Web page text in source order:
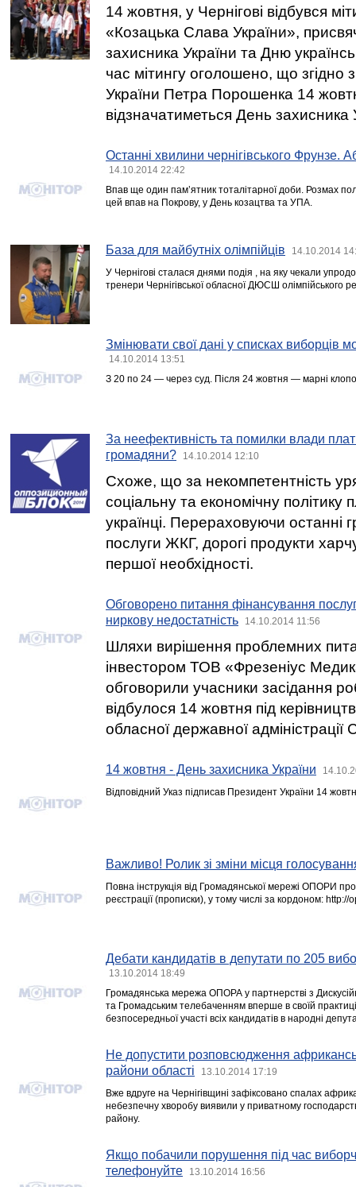
14 жовтня, у Чернігові відбувся
«Козацька Слава України»,
захисника України та Дню
час мітингу оголошено, що згідно
України Петра Порошенка 14
відзначатиметься День захисника
Останні хвилини чернігівського Фрунзе.
14.10.2014 22:42
Впав ще один пам’ятник тоталітарної доби. Розмах
цей впав на Покрову, у День козацтва та УПА.
База для майбутніх олімпійців 14.10.2014
У Чернігові сталася днями подія , на яку чекали
тренери Чернігівської обласної ДЮСШ олімпійського
Змінювати свої дані у списках виборців
14.10.2014 13:51
З 20 по 24 — через суд. Після 24 жовтня — марні
За неефективність та помилки влади
громадяни?
14.10.2014 12:10
Схоже, що за некомпетентність
соціальну та економічну
українці. Перераховуючи останні
послуги ЖКГ, дорогі продукти
першої необхідності.
Обговорено питання фінансування
ниркову недостатність
14.10.2014 11:56
Шляхи вирішення проблемних
інвестором ТОВ «Фрезеніус
обговорили учасники засідання
відбулося 14 жовтня під
обласної державної
14 жовтня - День захисника України
Відповідний Указ підписав Президент України 14
Важливо! Ролик зі зміни місця
Повна інструкція від Громадянської мережі ОПОРИ
реєстрації (прописки), у тому числі за кордоном:
Дебати кандидатів в депутати по 205
13.10.2014 18:49
Громадянська мережа ОПОРА у партнерстві з
та Громадським телебаченням вперше в своїй
безпосередньої участі всіх кандидатів в народні
Не допустити розповсюдження
райони області
13.10.2014 17:19
Вже вдруге на Чернігівщині зафіксовано спалах
небезпечну хворобу виявили у приватному
району.
Якщо побачили порушення під час
телефонуйте
13.10.2014 16:56